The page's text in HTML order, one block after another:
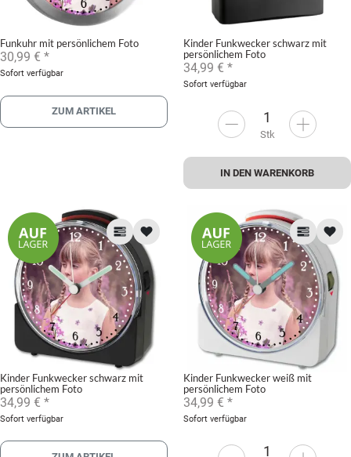
Funkuhr mit persönlichem Foto
30,99 € *
Sofort verfügbar
ZUM ARTIKEL
Kinder Funkwecker schwarz mit
persönlichem Foto
34,99 € *
Sofort verfügbar
Stk
IN DEN WARENKORB
Kinder Funkwecker schwarz mit
persönlichem Foto
34,99 € *
Sofort verfügbar
Kinder Funkwecker weiß mit
persönlichem Foto
34,99 € *
Sofort verfügbar